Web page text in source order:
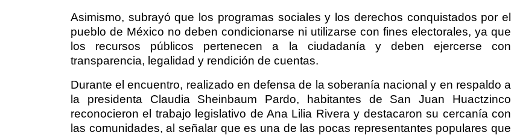
Asimismo, subrayó que los programas sociales y los derechos conquistados por el
pueblo de México no deben condicionarse ni utilizarse con fines electorales, ya que
los recursos públicos pertenecen a la ciudadanía y deben ejercerse con
transparencia, legalidad y rendición de cuentas.
Durante el encuentro, realizado en defensa de la soberanía nacional y en respaldo a
la presidenta Claudia Sheinbaum Pardo, habitantes de San Juan Huactzinco
reconocieron el trabajo legislativo de Ana Lilia Rivera y destacaron su cercanía con
las comunidades, al señalar que es una de las pocas representantes populares que